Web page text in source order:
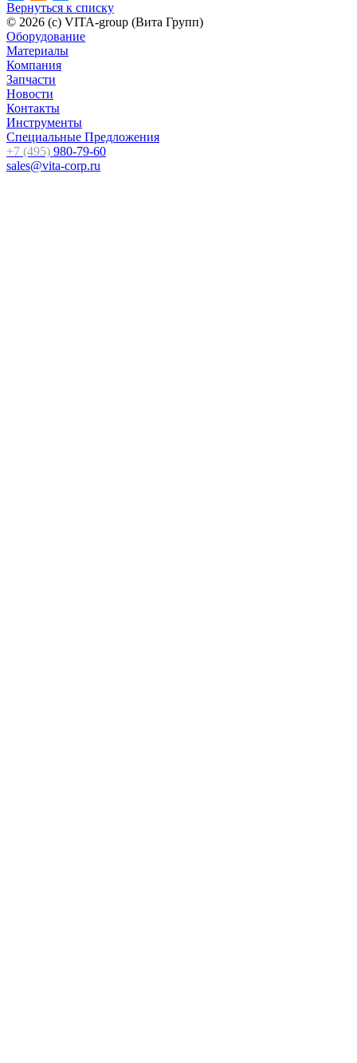
Вернуться к списку
© 2026 (c) VITA-group (Вита Групп)
Оборудование
Материалы
Компания
Запчасти
Новости
Контакты
Инструменты
Специальные Предложения
+7 (495) 980-79-60
sales@vita-corp.ru